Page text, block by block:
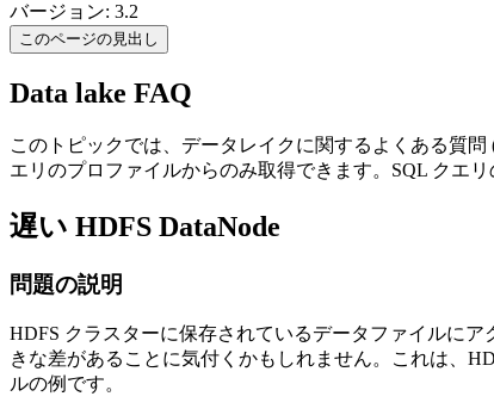
バージョン: 3.2
このページの見出し
Data lake FAQ
このトピックでは、データレイクに関するよくある質
エリのプロファイルからのみ取得できます。SQL クエ
遅い HDFS DataNode
問題の説明
HDFS クラスターに保存されているデータファイルに
きな差があることに気付くかもしれません。これは、
ルの例です。